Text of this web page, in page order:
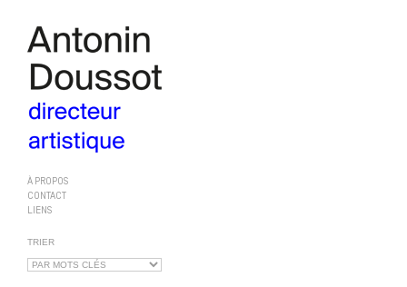
À PROPOS
CONTACT
LIENS
TRIER